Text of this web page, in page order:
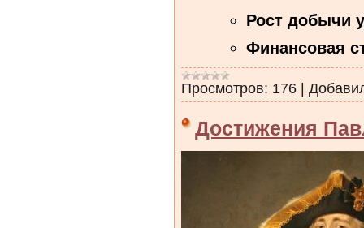
Рост добычи
Финансовая
Просмотров: 176
Достижения